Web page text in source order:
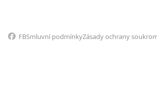
FBSmluvní podmínkyZásady ochrany